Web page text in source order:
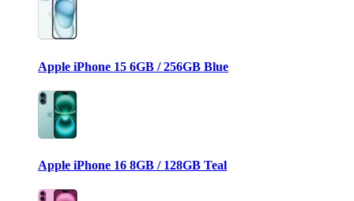
Apple iPhone 15 6GB / 256GB Blue
Apple iPhone 16 8GB / 128GB Teal